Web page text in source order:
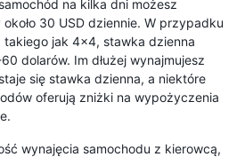
na kilka dni możesz
30 USD dziennie. W przypadku
takiego jak 4x4, stawka dzienna
dolarów. Im dłużej wynajmujesz
się stawka dzienna, a niektóre
oferują zniżki na wypożyczenia
wynajęcia samochodu z kierowcą,